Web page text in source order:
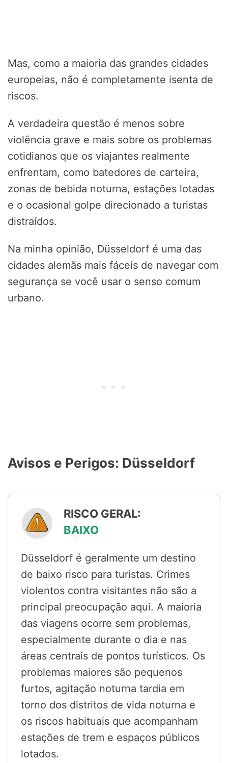
Mas, como a maioria das grandes cidades
europeias, não é completamente isenta de
riscos.
A verdadeira questão é menos sobre
violência grave e mais sobre os problemas
cotidianos que os viajantes realmente
enfrentam, como batedores de carteira,
zonas de bebida noturna, estações lotadas
e o ocasional golpe direcionado a turistas
distraídos.
Na minha opinião, Düsseldorf é uma das
cidades alemãs mais fáceis de navegar com
segurança se você usar o senso comum
urbano.
Avisos e Perigos: Düsseldorf
RISCO GERAL:
BAIXO
Düsseldorf é geralmente um destino
de baixo risco para turistas. Crimes
violentos contra visitantes não são a
principal preocupação aqui. A maioria
das viagens ocorre sem problemas,
especialmente durante o dia e nas
áreas centrais de pontos turísticos. Os
problemas maiores são pequenos
furtos, agitação noturna tardia em
torno dos distritos de vida noturna e
os riscos habituais que acompanham
estações de trem e espaços públicos
lotados.